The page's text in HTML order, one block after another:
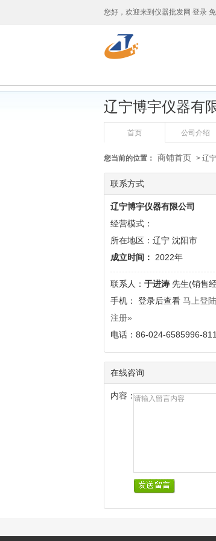
您好，欢迎来到 仪器批发网 登录
辽宁博宇仪器有
首页 公司介绍
您当前的位置： 商铺首页 > 辽
联系方式
辽宁博宇仪器有限公司
经营模式：
所在地区：辽宁 沈阳市
成立时间：
2022年
联系人： 于进涛 先生(销售
手机： 登录后查看 马上登
注册»
电话：86-024-6585996-811
在线咨询
内容：